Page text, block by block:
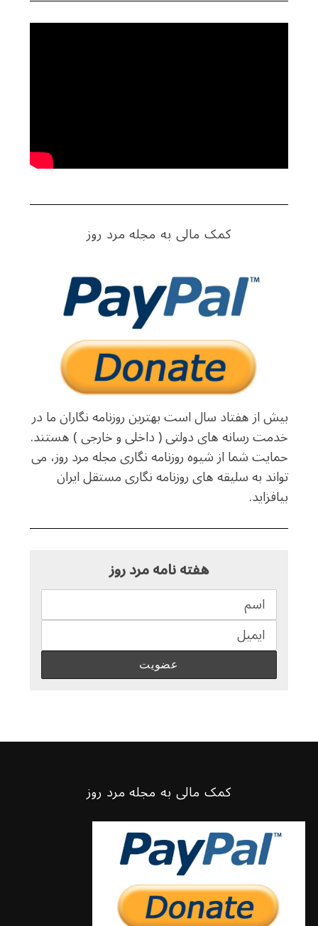
کمک مالی به مجله مرد روز
بیش از هفتاد سال است بهترین روزنامه نگاران ما در
خدمت رسانه های دولتی ( داخلی و خارجی ) هستند.
حمایت شما از شیوه روزنامه نگاری مجله مرد روز، می
تواند به سلیقه های روزنامه نگاری مستقل ایران
بیافزاید.
هفته نامه مرد روز
کمک مالی به مجله مرد روز